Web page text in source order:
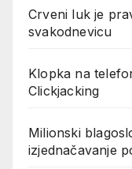
Crveni luk je
svakodnevicu
Klopka na
Clickjacking
Milionski
izjednačavanje